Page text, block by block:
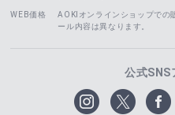
WEB価格
AOKIオンラインショップでの
ール内容は異なります。
公式SNS